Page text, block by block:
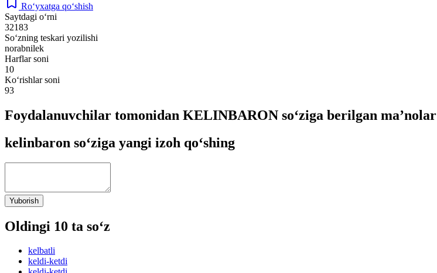
Ro‘yxatga qo‘shish
Saytdagi o‘rni
32183
So‘zning teskari yozilishi
norabnilek
Harflar soni
10
Ko‘rishlar soni
93
Foydalanuvchilar tomonidan KELINBARON so‘ziga berilgan ma’nolar
kelinbaron so‘ziga yangi izoh qo‘shing
Yuborish
Oldingi 10 ta so‘z
kelbatli
keldi-ketdi